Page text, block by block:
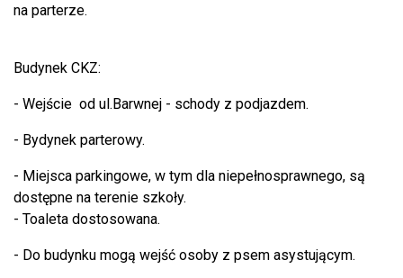
na parterze.
Budynek CKZ:
- Wejście od ul.Barwnej - schody z podjazdem.
- Bydynek parterowy.
- Miejsca parkingowe, w tym dla niepełnosprawnego, są
dostępne na terenie szkoły.
- Toaleta dostosowana.
- Do budynku mogą wejść osoby z psem asystującym.